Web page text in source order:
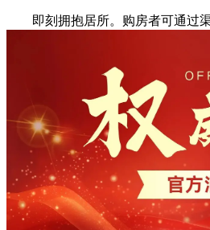
即刻拥抱居所。购房者可通过渠